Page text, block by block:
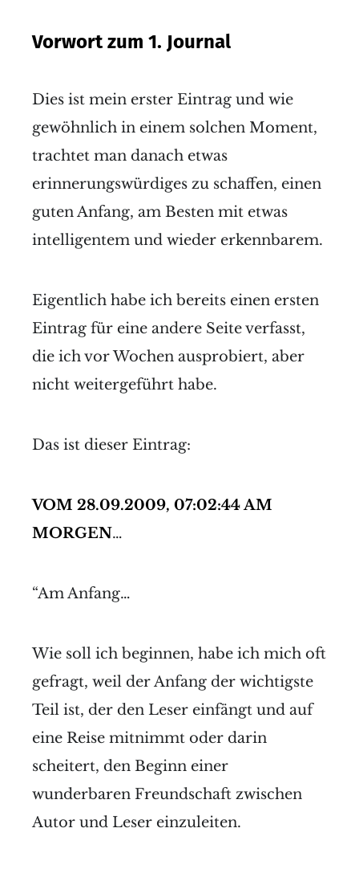
Vorwort zum 1. Journal
Dies ist mein erster Eintrag und wie
gewöhnlich in einem solchen Moment,
trachtet man danach etwas
erinnerungswürdiges zu schaffen, einen
guten Anfang, am Besten mit etwas
intelligentem und wieder erkennbarem.
Eigentlich habe ich bereits einen ersten
Eintrag für eine andere Seite verfasst,
die ich vor Wochen ausprobiert, aber
nicht weitergeführt habe.
Das ist dieser Eintrag:
VOM 28.09.2009, 07:02:44 AM
MORGEN…
“Am Anfang…
Wie soll ich beginnen, habe ich mich oft
gefragt, weil der Anfang der wichtigste
Teil ist, der den Leser einfängt und auf
eine Reise mitnimmt oder darin
scheitert, den Beginn einer
wunderbaren Freundschaft zwischen
Autor und Leser einzuleiten.